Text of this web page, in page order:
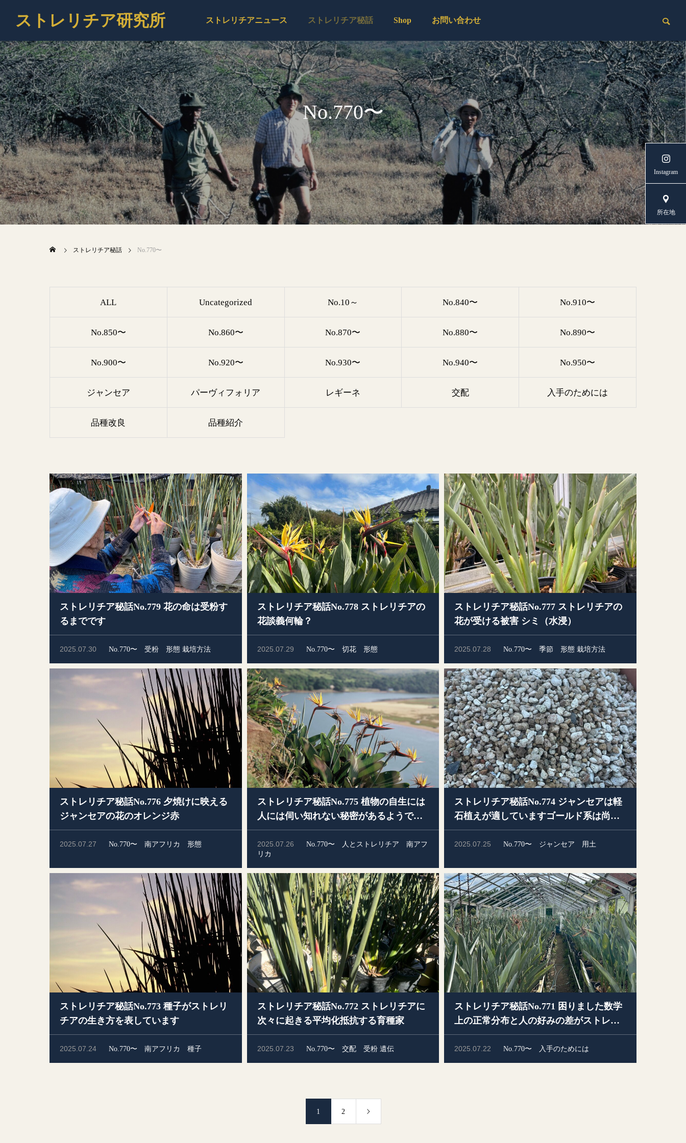
ストレリチア研究所 ストレリチアニュース ストレリチア秘話 Shop お問い合わせ
No.770〜
ストレリチア秘話 No.770〜
ALL Uncategorized No.10～ No.840〜 No.910〜
No.850〜 No.860〜 No.870〜 No.880〜 No.890〜
No.900〜 No.920〜 No.930〜 No.940〜 No.950〜
ジャンセア パーヴィフォリア レギーネ 交配 入手のためには
品種改良 品種紹介
ストレリチア秘話No.779 花の命は受粉す
るまでです
2025.07.30 No.770〜 受粉 形態 栽培方法
ストレリチア秘話No.778 ストレリチアの
花談義何輪？
2025.07.29 No.770〜 切花 形態
ストレリチア秘話No.777 ストレリチアの
花が受ける被害 シミ（水浸）
2025.07.28 No.770〜 季節 形態 栽培方法
ストレリチア秘話No.776 夕焼けに映える
ジャンセアの花のオレンジ赤
2025.07.27 No.770〜 南アフリカ 形態
ストレリチア秘話No.775 植物の自生には
人には伺い知れない秘密があるようで
す。 ストレリチアだって例外ではありま
せん
2025.07.26 No.770〜 人とストレリチア
南アフ
リカ
ストレリチア秘話No.774 ジャンセアは軽
石植えが適していますゴールド系は尚更
です
2025.07.25 No.770〜 ジャンセア 用土
ストレリチア秘話No.773 種子がストレリ
チアの生き方を表しています
2025.07.24 No.770〜 南アフリカ 種子
ストレリチア秘話No.772 ストレリチアに
次々に起きる平均化抵抗する育種家
2025.07.23 No.770〜 交配 受粉 遺伝
ストレリチア秘話No.771 困りました数学
上の正常分布と人の好みの差がストレリ
チアに
2025.07.22 No.770〜 入手のためには
1 2
Instagram
所在地